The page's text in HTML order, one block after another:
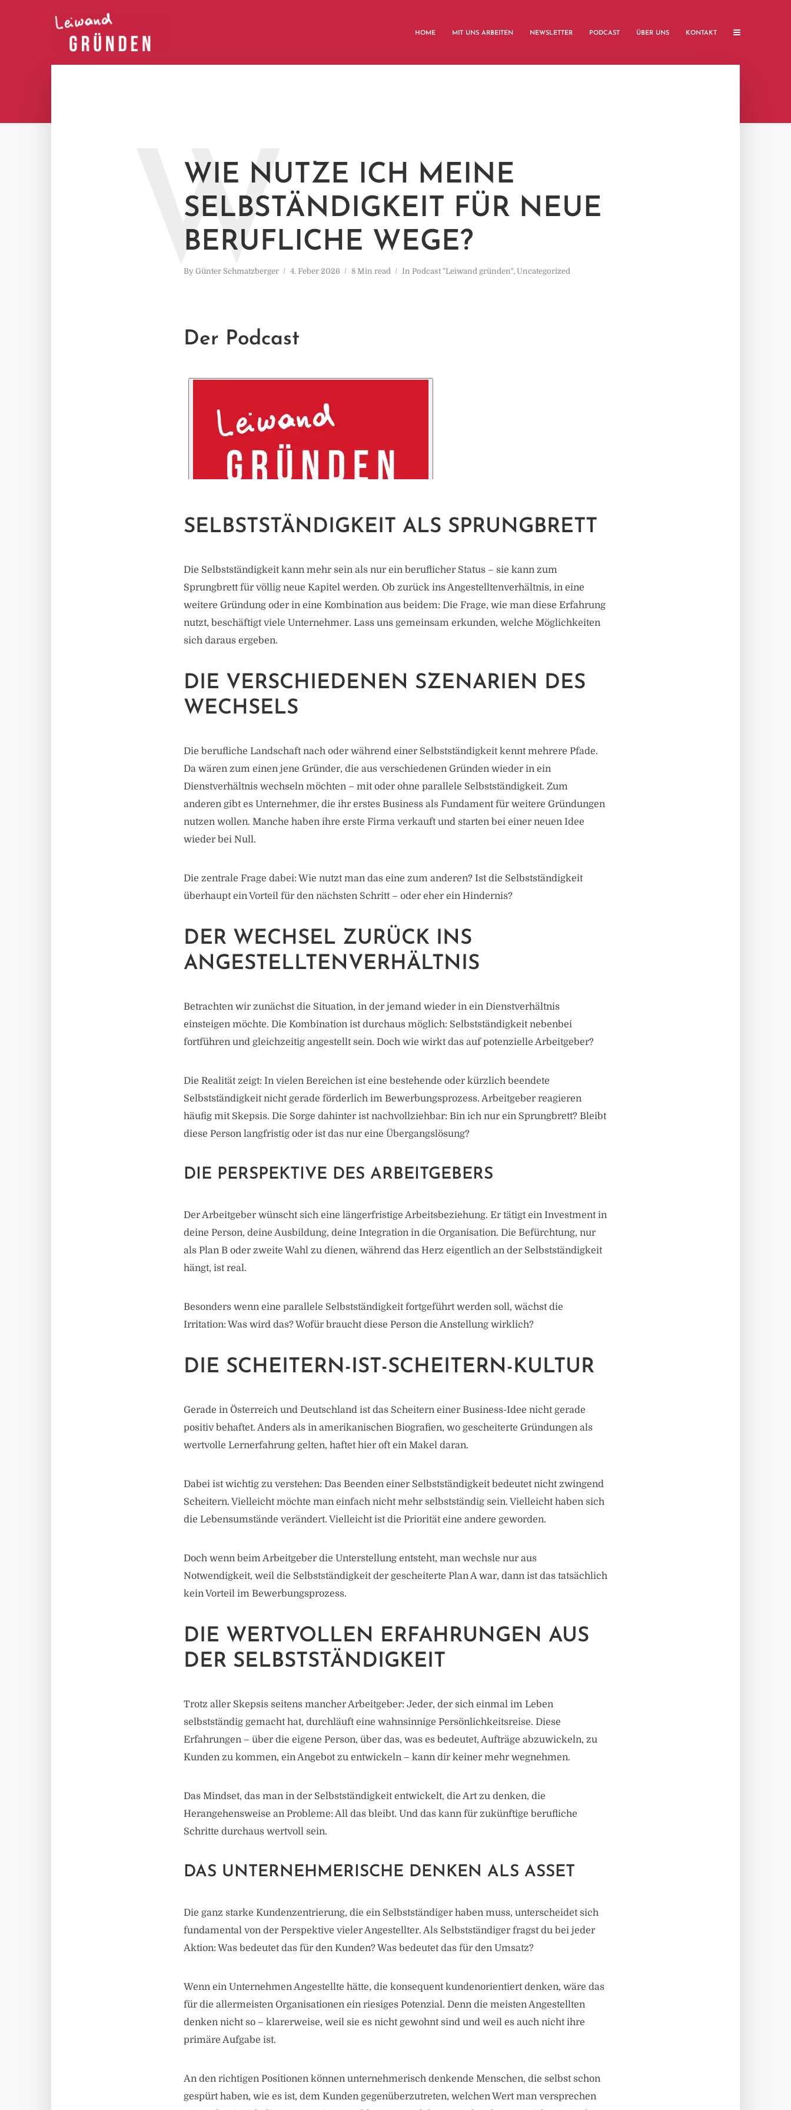
HOME MIT UNS ARBEITEN NEWSLETTER PODCAST ÜBER UNS KONTAKT
WIE NUTZE ICH MEINE
SELBSTÄNDIGKEIT FÜR NEUE
BERUFLICHE WEGE?
By Günter Schmatzberger 4. Feber 2026 8 Min read In Podcast "Leiwand gründen", Uncategorized
W
Der Podcast
SELBSTSTÄNDIGKEIT ALS SPRUNGBRETT
Die Selbstständigkeit kann mehr sein als nur ein beruflicher Status – sie kann zum
Sprungbrett für völlig neue Kapitel werden. Ob zurück ins Angestelltenverhältnis, in eine
weitere Gründung oder in eine Kombination aus beidem: Die Frage, wie man diese Erfahrung
nutzt, beschäftigt viele Unternehmer. Lass uns gemeinsam erkunden, welche Möglichkeiten
sich daraus ergeben.
DIE VERSCHIEDENEN SZENARIEN DES
WECHSELS
Die berufliche Landschaft nach oder während einer Selbstständigkeit kennt mehrere Pfade.
Da wären zum einen jene Gründer, die aus verschiedenen Gründen wieder in ein
Dienstverhältnis wechseln möchten – mit oder ohne parallele Selbstständigkeit. Zum
anderen gibt es Unternehmer, die ihr erstes Business als Fundament für weitere Gründungen
nutzen wollen. Manche haben ihre erste Firma verkauft und starten bei einer neuen Idee
wieder bei Null.
Die zentrale Frage dabei: Wie nutzt man das eine zum anderen? Ist die Selbstständigkeit
überhaupt ein Vorteil für den nächsten Schritt – oder eher ein Hindernis?
DER WECHSEL ZURÜCK INS
ANGESTELLTENVERHÄLTNIS
Betrachten wir zunächst die Situation, in der jemand wieder in ein Dienstverhältnis
einsteigen möchte. Die Kombination ist durchaus möglich: Selbstständigkeit nebenbei
fortführen und gleichzeitig angestellt sein. Doch wie wirkt das auf potenzielle Arbeitgeber?
Die Realität zeigt: In vielen Bereichen ist eine bestehende oder kürzlich beendete
Selbstständigkeit nicht gerade förderlich im Bewerbungsprozess. Arbeitgeber reagieren
häufig mit Skepsis. Die Sorge dahinter ist nachvollziehbar: Bin ich nur ein Sprungbrett? Bleibt
diese Person langfristig oder ist das nur eine Übergangslösung?
DIE PERSPEKTIVE DES ARBEITGEBERS
Der Arbeitgeber wünscht sich eine längerfristige Arbeitsbeziehung. Er tätigt ein Investment in
deine Person, deine Ausbildung, deine Integration in die Organisation. Die Befürchtung, nur
als Plan B oder zweite Wahl zu dienen, während das Herz eigentlich an der Selbstständigkeit
hängt, ist real.
Besonders wenn eine parallele Selbstständigkeit fortgeführt werden soll, wächst die
Irritation: Was wird das? Wofür braucht diese Person die Anstellung wirklich?
DIE SCHEITERN-IST-SCHEITERN-KULTUR
Gerade in Österreich und Deutschland ist das Scheitern einer Business-Idee nicht gerade
positiv behaftet. Anders als in amerikanischen Biografien, wo gescheiterte Gründungen als
wertvolle Lernerfahrung gelten, haftet hier oft ein Makel daran.
Dabei ist wichtig zu verstehen: Das Beenden einer Selbstständigkeit bedeutet nicht zwingend
Scheitern. Vielleicht möchte man einfach nicht mehr selbstständig sein. Vielleicht haben sich
die Lebensumstände verändert. Vielleicht ist die Priorität eine andere geworden.
Doch wenn beim Arbeitgeber die Unterstellung entsteht, man wechsle nur aus
Notwendigkeit, weil die Selbstständigkeit der gescheiterte Plan A war, dann ist das tatsächlich
kein Vorteil im Bewerbungsprozess.
DIE WERTVOLLEN ERFAHRUNGEN AUS
DER SELBSTSTÄNDIGKEIT
Trotz aller Skepsis seitens mancher Arbeitgeber: Jeder, der sich einmal im Leben
selbstständig gemacht hat, durchläuft eine wahnsinnige Persönlichkeitsreise. Diese
Erfahrungen – über die eigene Person, über das, was es bedeutet, Aufträge abzuwickeln, zu
Kunden zu kommen, ein Angebot zu entwickeln – kann dir keiner mehr wegnehmen.
Das Mindset, das man in der Selbstständigkeit entwickelt, die Art zu denken, die
Herangehensweise an Probleme: All das bleibt. Und das kann für zukünftige berufliche
Schritte durchaus wertvoll sein.
DAS UNTERNEHMERISCHE DENKEN ALS ASSET
Die ganz starke Kundenzentrierung, die ein Selbstständiger haben muss, unterscheidet sich
fundamental von der Perspektive vieler Angestellter. Als Selbstständiger fragst du bei jeder
Aktion: Was bedeutet das für den Kunden? Was bedeutet das für den Umsatz?
Wenn ein Unternehmen Angestellte hätte, die konsequent kundenorientiert denken, wäre das
für die allermeisten Organisationen ein riesiges Potenzial. Denn die meisten Angestellten
denken nicht so – klarerweise, weil sie es nicht gewohnt sind und weil es auch nicht ihre
primäre Aufgabe ist.
An den richtigen Positionen können unternehmerisch denkende Menschen, die selbst schon
gespürt haben, wie es ist, dem Kunden gegenüberzutreten, welchen Wert man versprechen